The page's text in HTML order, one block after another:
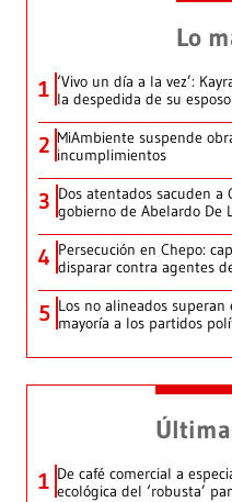
Lo
1 ‘Vivo un día a la vez’:
la despedida de su esposo
2 MiAmbiente suspende
incumplimientos
3 Dos atentados sacuden
gobierno de Abelardo De
4 Persecución en Chepo:
disparar contra agentes
5 Los no alineados
mayoría a los partidos
1 De café comercial a
ecológica del ‘robusta’